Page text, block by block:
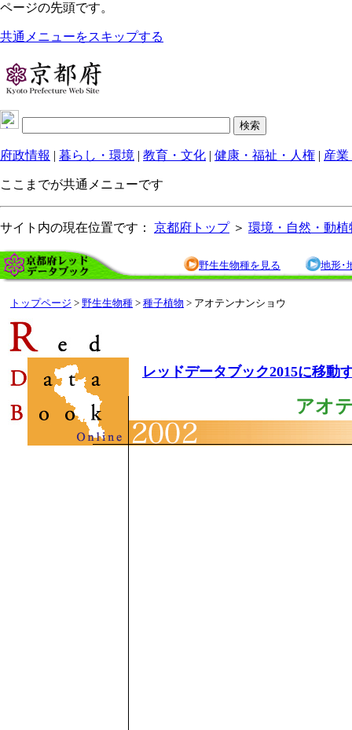
ページの先頭です。
共通メニューをスキップする
府政情報 | 暮らし・環境 | 教育・文化 | 健康・福祉・人権 | 産業
ここまでが共通メニューです
サイト内の現在位置です： 京都府トップ＞ 環境・自然・動植
野生生物種を見る 地形･
トップページ > 野生生物種 > 種子植物 > アオテンナンショウ
レッドデータブック2015に移動
アオ